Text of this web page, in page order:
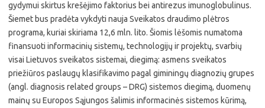
gydymui skirtus krešėjimo faktorius bei antirezus imunoglobulinus.
Šiemet bus pradėta vykdyti nauja Sveikatos draudimo plėtros
programa, kuriai skiriama 12,6 mln. lito. Šiomis lėšomis numatoma
finansuoti informacinių sistemų, technologijų ir projektų, svarbių
visai Lietuvos sveikatos sistemai, diegimą: asmens sveikatos
priežiūros paslaugų klasifikavimo pagal giminingų diagnozių grupes
(angl. diagnosis related groups – DRG) sistemos diegimą, duomenų
mainų su Europos Sąjungos šalimis informacinės sistemos kūrimą,